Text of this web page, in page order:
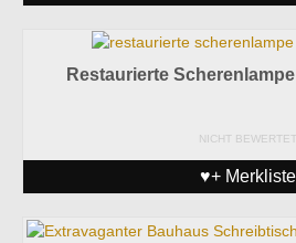
Restaurierte
NICHT BEWERTET
♥+ Merkliste